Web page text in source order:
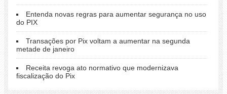
Entenda novas regras para aumentar segurança no uso
do PIX
Transações por Pix voltam a aumentar na segunda
metade de janeiro
Receita revoga ato normativo que modernizava
fiscalização do Pix